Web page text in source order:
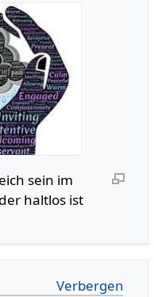
sein im
haltlos ist